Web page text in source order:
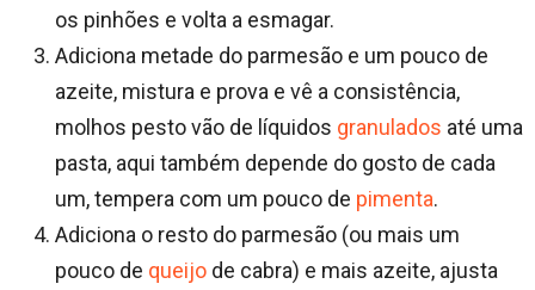
os pinhões e volta a esmagar.
Adiciona metade do parmesão e um pouco de
azeite, mistura e prova e vê a consistência,
molhos pesto vão de líquidos granulados até uma
pasta, aqui também depende do gosto de cada
um, tempera com um pouco de pimenta.
Adiciona o resto do parmesão (ou mais um
pouco de queijo de cabra) e mais azeite, ajusta